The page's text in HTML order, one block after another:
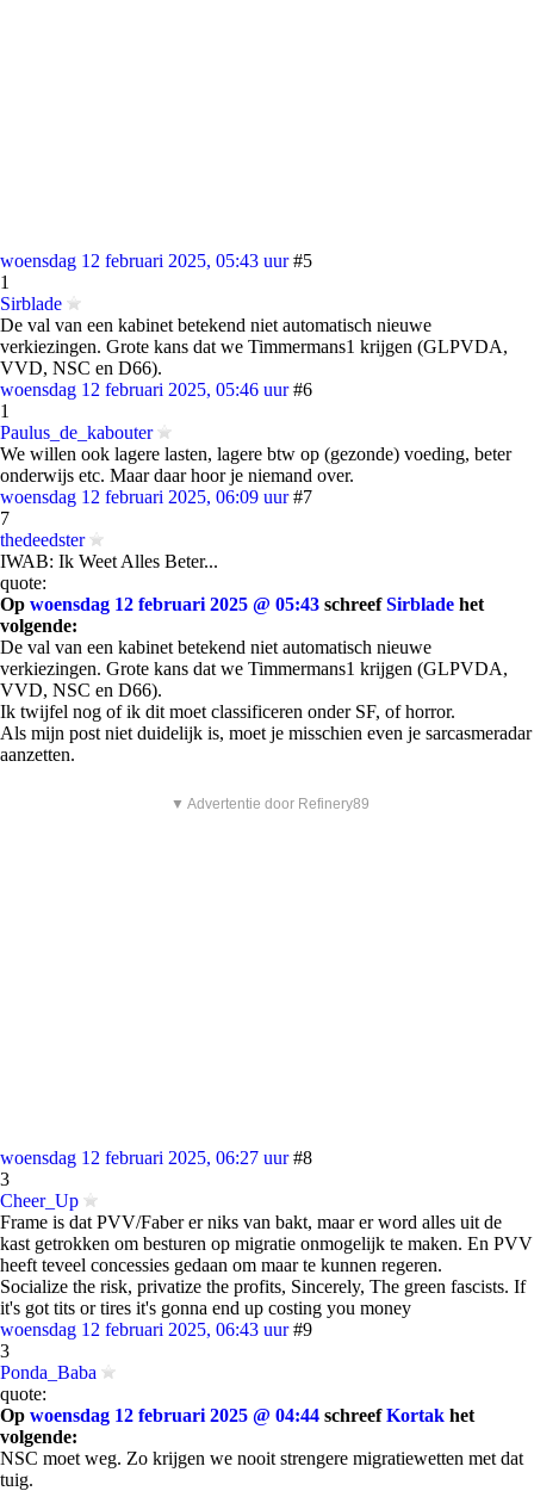
woensdag 12 februari 2025, 05:43 uur #5
1
Sirblade
De val van een kabinet betekend niet automatisch nieuwe
verkiezingen. Grote kans dat we Timmermans1 krijgen (GLPVDA,
VVD, NSC en D66).
woensdag 12 februari 2025, 05:46 uur #6
1
Paulus_de_kabouter
We willen ook lagere lasten, lagere btw op (gezonde) voeding, beter
onderwijs etc. Maar daar hoor je niemand over.
woensdag 12 februari 2025, 06:09 uur #7
7
thedeedster
IWAB: Ik Weet Alles Beter...
quote:
Op woensdag 12 februari 2025 @ 05:43 schreefSirblade het
volgende:
De val van een kabinet betekend niet automatisch nieuwe
verkiezingen. Grote kans dat we Timmermans1 krijgen (GLPVDA,
VVD, NSC en D66).
Ik twijfel nog of ik dit moet classificeren onder SF, of horror.
Als mijn post niet duidelijk is, moet je misschien even je sarcasmeradar
aanzetten.
▼ Advertentie door Refinery89
woensdag 12 februari 2025, 06:27 uur #8
3
Cheer_Up
Frame is dat PVV/Faber er niks van bakt, maar er word alles uit de
kast getrokken om besturen op migratie onmogelijk te maken. En PVV
heeft teveel concessies gedaan om maar te kunnen regeren.
Socialize the risk, privatize the profits, Sincerely, The green fascists. If
it's got tits or tires it's gonna end up costing you money
woensdag 12 februari 2025, 06:43 uur #9
3
Ponda_Baba
quote:
Op woensdag 12 februari 2025 @ 04:44 schreefKortak het
volgende:
NSC moet weg. Zo krijgen we nooit strengere migratiewetten met dat
tuig.